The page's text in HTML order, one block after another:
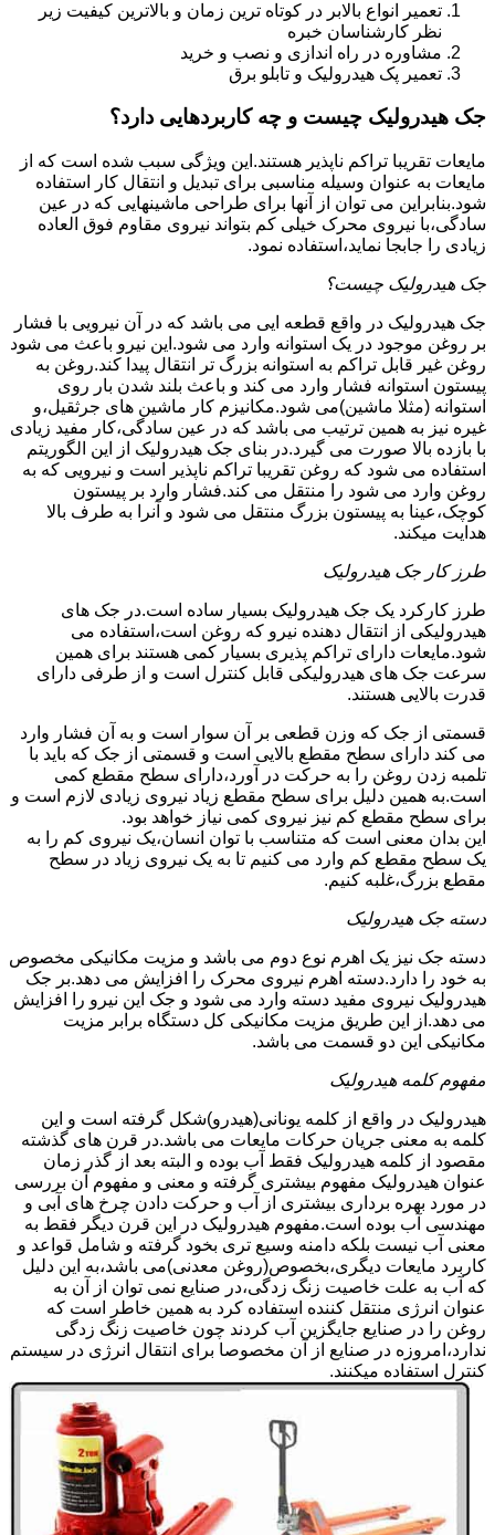
تعمیر انواع بالابر در کوتاه ترین زمان و بالاترین کیفیت زیر
نظر کارشناسان خبره
مشاوره در راه اندازی و نصب و خرید
تعمیر پک هیدرولیک و تابلو برق
جک هیدرولیک چیست و چه کاربردهایی دارد؟
مایعات تقریبا تراکم ناپذیر هستند.این ویژگی سبب شده است که از
مایعات به عنوان وسیله مناسبی برای تبدیل و انتقال کار استفاده
شود.بنابراین می توان از آنها برای طراحی ماشینهایی که در عین
سادگی،با نیروی محرک خیلی کم بتواند نیروی مقاوم فوق العاده
زیادی را جابجا نماید،استفاده نمود.
جک هیدرولیک چیست؟
جک هیدرولیک در واقع قطعه ایی می باشد که در آن نیرویی با فشار
بر روغن موجود در یک استوانه وارد می شود.این نیرو باعث می شود
روغن غیر قابل تراکم به استوانه بزرگ تر انتقال پیدا کند.روغن به
پیستون استوانه فشار وارد می کند و باعث بلند شدن بار روی
استوانه (مثلا ماشین)می شود.مکانیزم کار ماشین های جرثقیل،و
غیره نیز به همین ترتیب می باشد که در عین سادگی،کار مفید زیادی
با بازده بالا صورت می گیرد.در بنای جک هیدرولیک از این الگوریتم
استفاده می شود که روغن تقریبا تراکم ناپذیر است و نیرویی که به
روغن وارد می شود را منتقل می کند.فشار وارد بر پیستون
کوچک،عینا به پیستون بزرگ منتقل می شود و آنرا به طرف بالا
هدایت میکند.
طرز کار جک هیدرولیک
طرز کارکرد یک جک هیدرولیک بسیار ساده است.در جک های
هیدرولیکی از انتقال دهنده نیرو که روغن است،استفاده می
شود.مایعات دارای تراکم پذیری بسیار کمی هستند برای همین
سرعت جک های هیدرولیکی قابل کنترل است و از طرفی دارای
قدرت بالایی هستند.
قسمتی از جک که وزن قطعی بر آن سوار است و به آن فشار وارد
می کند دارای سطح مقطع بالایی است و قسمتی از جک که باید با
تلمبه زدن روغن را به حرکت در آورد،دارای سطح مقطع کمی
است.به همین دلیل برای سطح مقطع زیاد نیروی زیادی لازم است و
برای سطح مقطع کم نیز نیروی کمی نیاز خواهد بود.
این بدان معنی است که متناسب با توان انسان،یک نیروی کم را به
یک سطح مقطع کم وارد می کنیم تا به یک نیروی زیاد در سطح
مقطع بزرگ،غلبه کنیم.
دسته جک هیدرولیک
دسته جک نیز یک اهرم نوع دوم می باشد و مزیت مکانیکی مخصوص
به خود را دارد.دسته اهرم نیروی محرک را افزایش می دهد.بر جک
هیدرولیک نیروی مفید دسته وارد می شود و جک این نیرو را افزایش
می دهد.از این طریق مزیت مکانیکی کل دستگاه برابر مزیت
مکانیکی این دو قسمت می باشد.
مفهوم کلمه هیدرولیک
هیدرولیک در واقع از کلمه یونانی(هیدرو)شکل گرفته است و این
کلمه به معنی جریان حرکات مایعات می باشد.در قرن های گذشته
مقصود از کلمه هیدرولیک فقط آب بوده و البته بعد از گذر زمان
عنوان هیدرولیک مفهوم بیشتری گرفته و معنی و مفهوم آن بررسی
در مورد بهره برداری بیشتری از آب و حرکت دادن چرخ های آبی و
مهندسی آب بوده است.مفهوم هیدرولیک در این قرن دیگر فقط به
معنی آب نیست بلکه دامنه وسیع تری بخود گرفته و شامل قواعد و
کاربرد مایعات دیگری،بخصوص(روغن معدنی)می باشد،به این دلیل
که آب به علت خاصیت زنگ زدگی،در صنایع نمی توان از آن به
عنوان انرژی منتقل کننده استفاده کرد به همین خاطر است که
روغن را در صنایع جایگزین آب کردند چون خاصیت زنگ زدگی
ندارد،امروزه در صنایع از آن مخصوصا برای انتقال انرژی در سیستم
کنترل استفاده میکنند.